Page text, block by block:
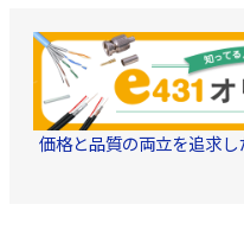
ジ下「詳細説明 CU43A後
継品 スペック比較表」
をご覧ください
付け
のデ
す。 ●ブースターの背面
取付
ーを
を採
ース
の外
耐久
価格と品質の両立を追求